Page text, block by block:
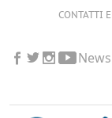
CONTATTI